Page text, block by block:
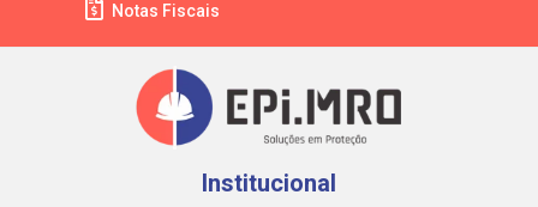
Notas Fiscais
Institucional